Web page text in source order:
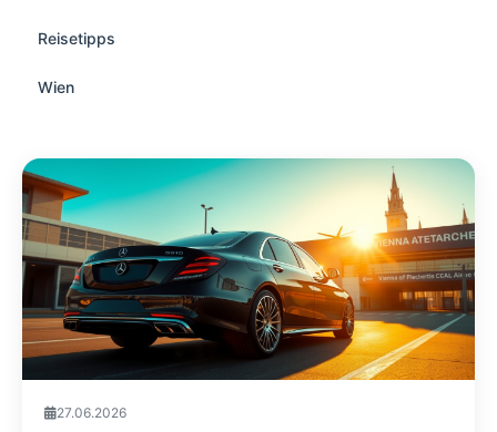
Reisetipps
Wien
27.06.2026